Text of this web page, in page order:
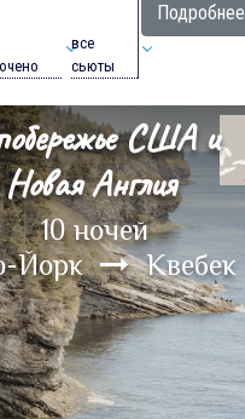
все
сьюты
Подробнее
США и
Англия
10 ночей
Йорк Квебек